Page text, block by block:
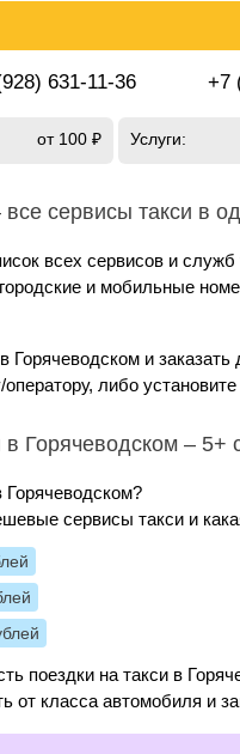
631-11-36 +7
от 100 ₽ Услуги:
все сервисы такси в
всех сервисов и служб
и мобильные
Горячеводском и
оператору, либо
в Горячеводском –
Горячеводском?
сервисы такси и
поездки на такси в
от класса автомобиля и